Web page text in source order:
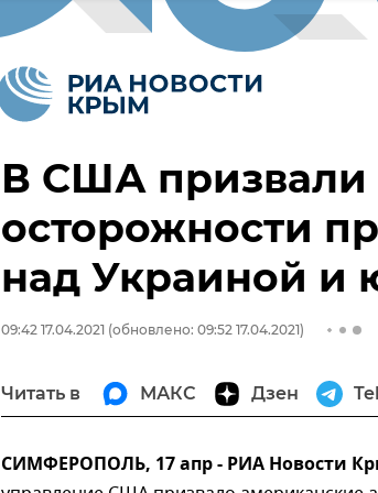
В США призвали
осторожности
над Украиной и
09:42 17.04.2021 (обновлено: 09:52 17.04.2021)
Читать в МАКС Дзен
СИМФЕРОПОЛЬ, 17 апр - РИА Новости